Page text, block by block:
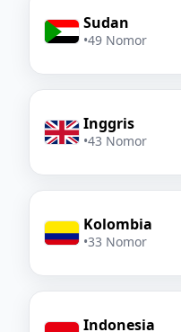
Sudan
•49 Nomor
Inggris
•43 Nomor
Kolombia
•33 Nomor
Indonesia